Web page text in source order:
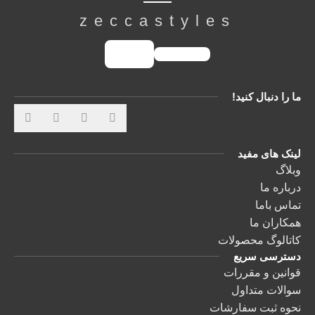
لینک های مفید
وبلاگ
درباره ما
تماس باما
همکاران ما
کاتالوگ محصولات
دسترسی سریع
قوانین و مقررات
سوالات متداول
نحوه ثبت سفارشات
zeccastyles
ما را دنبال کنید!